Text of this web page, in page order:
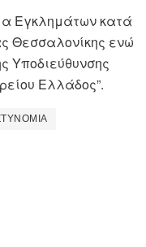
Εγκλημάτων κατά
Θεσσαλονίκης ενώ
Υποδιεύθυνσης
Ελλάδος”.